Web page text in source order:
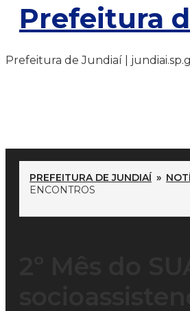
Prefeitura
Prefeitura de Jundiaí |
PREFEITURA DE JUNDIAÍ »
ENCONTROS